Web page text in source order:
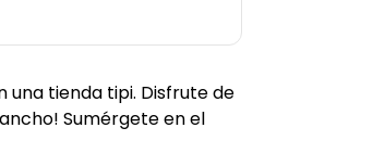
una tienda tipi. Disfrute de
Sumérgete en el